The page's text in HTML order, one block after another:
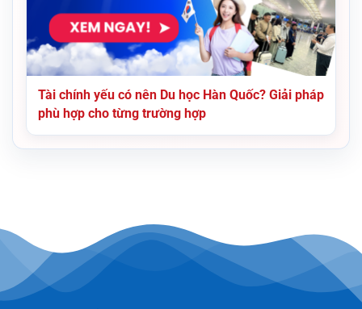
Tài chính yếu có nên Du học Hàn Quốc? Giải pháp
phù hợp cho từng trường hợp